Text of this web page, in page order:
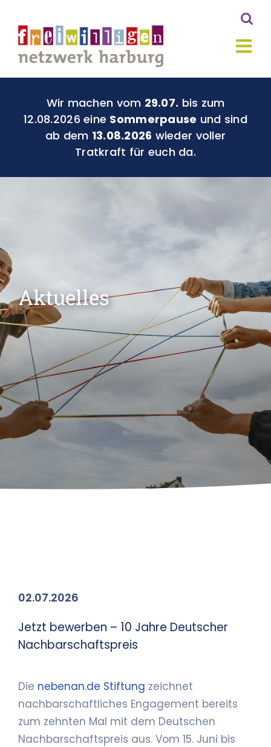
Inhalt
springen
Aktuelles
Du für Harburg
Geld für Gutes
Wir machen vom 29.07. bis zum
12.08.2026 eine Sommerpause und sind
ab dem 13.08.2026 wieder voller
Tratkraft für euch da.
Aktuelles
02.07.2026
Jetzt bewerben – 10 Jahre Deutscher
Nachbarschaftspreis
Die nebenan.de Stiftung zeichnet
nachbarschaftliches Engagement bereits
zum zehnten Mal mit dem Deutschen
Nachbarschaftspreis aus. Vom 15. Juni bis